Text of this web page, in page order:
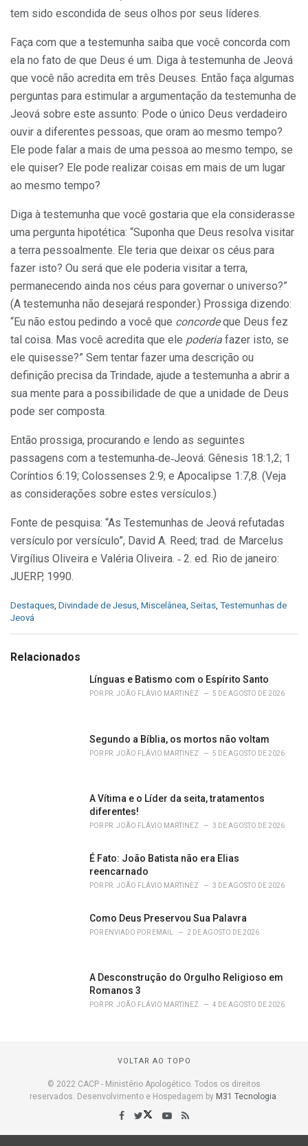
tem sido escondida de seus olhos por seus líderes.
Faça com que a testemunha saiba que você concorda com
ela no fato de que Deus é um. Diga à testemunha de Jeová
que você não acredita em três Deuses. Então faça algumas
perguntas para estimular a argumentação da testemunha de
Jeová sobre este assunto: Pode o único Deus verdadeiro
ouvir a diferentes pessoas, que oram ao mesmo tempo?
Ele pode falar a mais de uma pessoa ao mesmo tempo, se
ele quiser? Ele pode realizar coisas em mais de um lugar
ao mesmo tempo?
Diga à testemunha que você gostaria que ela considerasse
uma pergunta hipotética: “Suponha que Deus resolva visitar
a terra pessoalmente. Ele teria que deixar os céus para
fazer isto? Ou será que ele poderia visitar a terra,
permanecendo ainda nos céus para governar o universo?”
(A testemunha não desejará responder.) Prossiga dizendo:
“Eu não estou pedindo a você que concordeque Deus fez
tal coisa. Mas você acredita que ele poderia fazer isto, se
ele quisesse?” Sem tentar fazer uma descrição ou
definição precisa da Trindade, ajude a testemunha a abrir a
sua mente para a possi­bilidade de que a unidade de Deus
pode ser composta.
Então prossiga, procurando e lendo as seguintes
passagens com a testemunha‑de‑Jeová: Gênesis 18:1,2; 1
Coríntios 6:19; Colos­senses 2:9; e Apocalipse 1:7,8. (Veja
as considerações sobre estes versículos.)
Fonte de pesquisa: “As Testemunhas de Jeová refutadas
versículo por versículo”, David A. Reed; trad. de Marcelus
Virgílius Oliveira e Valéria Oliveira. ‑ 2. ed. Rio de janeiro:
JUERP, 1990.
C
a
g
Destaques Divindade de Jesus Miscelânea Seitas Testemunhas de
Jeová
Relacionados
Línguas e Batismo com o Espírito Santo
POR PR. JOÃO FLÁVIO MARTINEZ 5 DE AGOSTO DE 2026
Segundo a Bíblia, os mortos não voltam
POR PR. JOÃO FLÁVIO MARTINEZ 5 DE AGOSTO DE 2026
A Vítima e o Líder da seita, tratamentos
diferentes!
POR PR. JOÃO FLÁVIO MARTINEZ 3 DE AGOSTO DE 2026
É Fato: João Batista não era Elias
reencarnado
POR PR. JOÃO FLÁVIO MARTINEZ 3 DE AGOSTO DE 2026
Como Deus Preservou Sua Palavra
POR ENVIADO POR EMAIL 2 DE AGOSTO DE 2026
A Desconstrução do Orgulho Religioso em
Romanos 3
POR PR. JOÃO FLÁVIO MARTINEZ 4 DE AGOSTO DE 2026
VOLTAR AO TOPO
© 2022 CACP - Ministério Apologético. Todos os direitos
reservados. Desenvolvimento e Hospedagem by M31 Tecnologia.